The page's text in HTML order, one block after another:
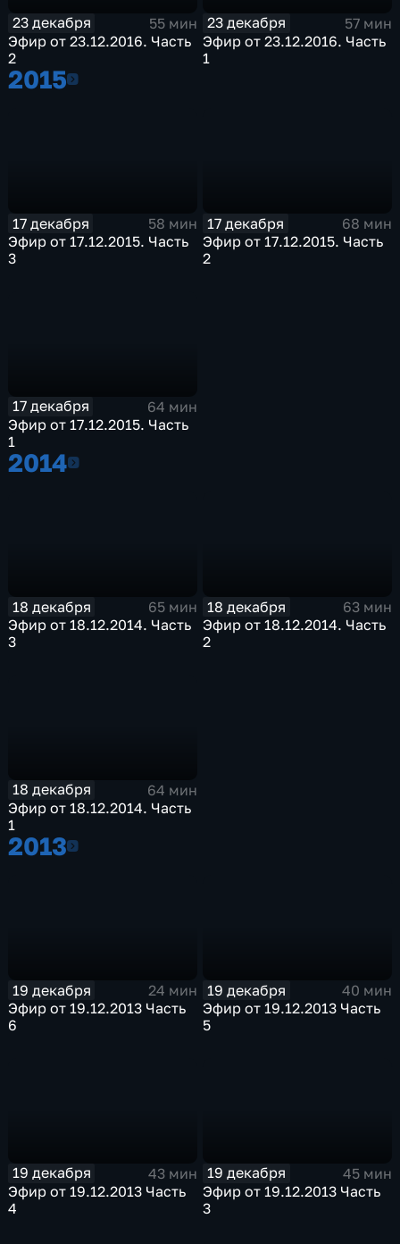
23 декабря
55 мин
Эфир от 23.12.2016. Часть
2
23 декабря
57 мин
Эфир от 23.12.2016. Часть
1
20152015
17 декабря
58 мин
Эфир от 17.12.2015. Часть
3
17 декабря
68 мин
Эфир от 17.12.2015. Часть
2
17 декабря
64 мин
Эфир от 17.12.2015. Часть
1
20142014
18 декабря
65 мин
Эфир от 18.12.2014. Часть
3
18 декабря
63 мин
Эфир от 18.12.2014. Часть
2
18 декабря
64 мин
Эфир от 18.12.2014. Часть
1
20132013
19 декабря
24 мин
Эфир от 19.12.2013 Часть
6
19 декабря
40 мин
Эфир от 19.12.2013 Часть
5
19 декабря
43 мин
Эфир от 19.12.2013 Часть
4
19 декабря
45 мин
Эфир от 19.12.2013 Часть
3